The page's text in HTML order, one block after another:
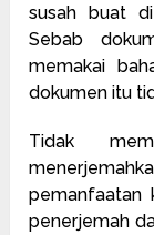
susah buat
Sebab
memakai
dokumen itu
Tidak
pemanfaatan
penerjemah